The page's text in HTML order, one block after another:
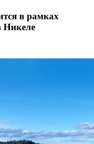
в рамках
Никеле